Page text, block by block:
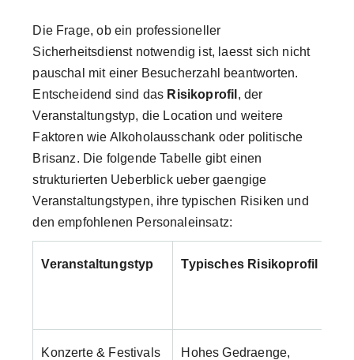
Die Frage, ob ein professioneller
Sicherheitsdienst notwendig ist, laesst sich nicht
pauschal mit einer Besucherzahl beantworten.
Entscheidend sind das Risikoprofil , der
Veranstaltungstyp, die Location und weitere
Faktoren wie Alkoholausschank oder politische
Brisanz. Die folgende Tabelle gibt einen
strukturierten Ueberblick ueber gaengige
Veranstaltungstypen, ihre typischen Risiken und
den empfohlenen Personaleinsatz:
Veranstaltungstyp Typisches Risikoprofil
Konzerte & Festivals
Hohes Gedraenge,